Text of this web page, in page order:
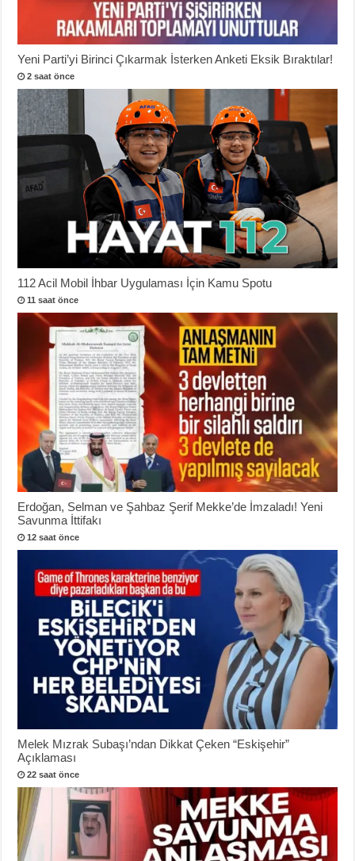
Yeni Parti’yi Birinci Çıkarmak İsterken Anketi Eksik Bıraktılar!
2 saat önce
112 Acil Mobil İhbar Uygulaması İçin Kamu Spotu
11 saat önce
Erdoğan, Selman ve Şahbaz Şerif Mekke’de İmzaladı! Yeni
Savunma İttifakı
12 saat önce
Melek Mızrak Subaşı’ndan Dikkat Çeken “Eskişehir”
Açıklaması
22 saat önce